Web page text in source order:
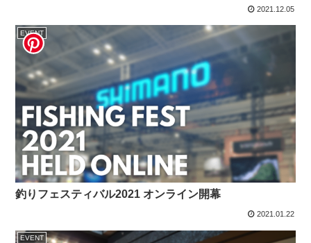
2021.12.05
EVENT
釣りフェスティバル2021 オンライン開幕
2021.01.22
EVENT